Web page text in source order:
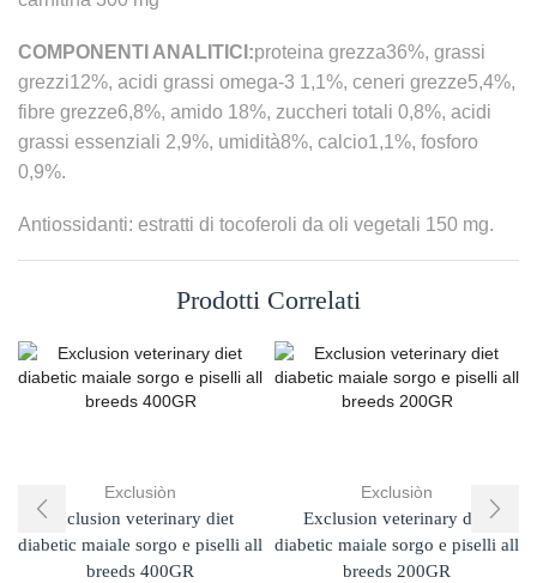
COMPONENTI ANALITICI:proteina grezza36%, grassi
grezzi12%, acidi grassi omega-3 1,1%, ceneri grezze5,4%,
fibre grezze6,8%, amido 18%, zuccheri totali 0,8%, acidi
grassi essenziali 2,9%, umidità8%, calcio1,1%, fosforo
0,9%.
Antiossidanti: estratti di tocoferoli da oli vegetali 150 mg.
Prodotti Correlati
Exclusiòn
Exclusion veterinary diet
diabetic maiale sorgo e piselli all
breeds 400GR
Exclusiòn
Exclusion veterinary diet
diabetic maiale sorgo e piselli all
breeds 200GR